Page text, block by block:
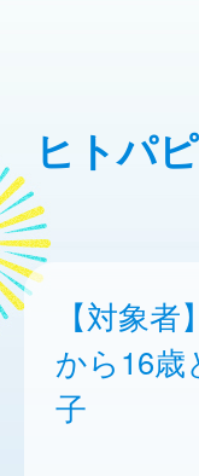
ヒトパ
【対象
から16歳
子